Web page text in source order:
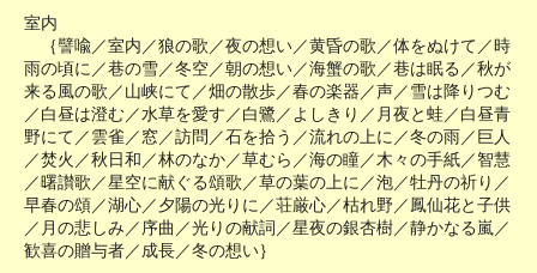
室内
｛譬喩／室内／狼の歌／夜の想い／黄昏の歌／体をぬけて／時
雨の頃に／巷の雪／冬空／朝の想い／海蟹の歌／巷は眠る／秋が
来る風の歌／山峡にて／畑の散歩／春の楽器／声／雪は降りつむ
／白昼は澄む／水草を愛す／白鷺／よしきり／月夜と蛙／白昼青
野にて／雲雀／窓／訪問／石を拾う／流れの上に／冬の雨／巨人
／焚火／秋日和／林のなか／草むら／海の瞳／木々の手紙／智慧
／曙讃歌／星空に献ぐる頌歌／草の葉の上に／泡／牡丹の祈り／
早春の頌／湖心／夕陽の光りに／荘厳心／枯れ野／鳳仙花と子供
／月の悲しみ／序曲／光りの献詞／星夜の銀杏樹／静かなる嵐／
歓喜の贈与者／成長／冬の想い｝